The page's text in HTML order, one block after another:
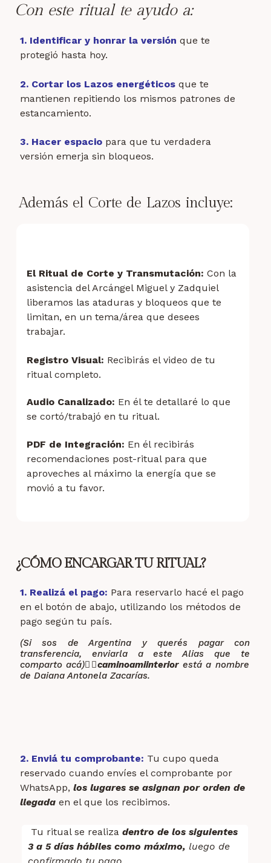
Con este ritual te ayudo a:
1. Identificar y honrar la versión que te
protegió hasta hoy.
2. Cortar los Lazos energéticos que te
mantienen repitiendo los mismos patrones de
estancamiento.
3. Hacer espacio para que tu verdadera
versión emerja sin bloqueos.
Además el Corte de Lazos incluye:
El Ritual de Corte y Transmutación:Con la
asistencia del Arcángel Miguel y Zadquiel
liberamos las ataduras y bloqueos que te
limitan,en un tema/área que desees
trabajar.
Registro Visual: Recibirás el video de tu
ritual completo.
Audio Canalizado: En él te detallaré lo que
se cortó/trabajó en tu ritual.
PDF de Integración: En él recibirás
recomendaciones post-ritual para que
aproveches al máximo la energía que se
movió a tu favor.
¿CÓMO ENCARGAR TU RITUAL?
1. Realizá el pago: Para reservarlo hacé el pago
en el botón de abajo, utilizando los métodos de
pago según tu país.
(Si sos de Argentina y querés pagar con
transferencia, enviarla a este Alias que te
comparto acá)👉🏼caminoamiinteriorestá a nombre
de Daiana Antonela Zacarías.
2. Enviá tu comprobante: Tu cupo queda
reservado cuando envíes el comprobante por
WhatsApp, los lugares se asignan por orden de
llegada en el que los recibimos.
Tu ritual se realiza dentro de los siguientes
3 a 5 días hábiles como máximo, luego de